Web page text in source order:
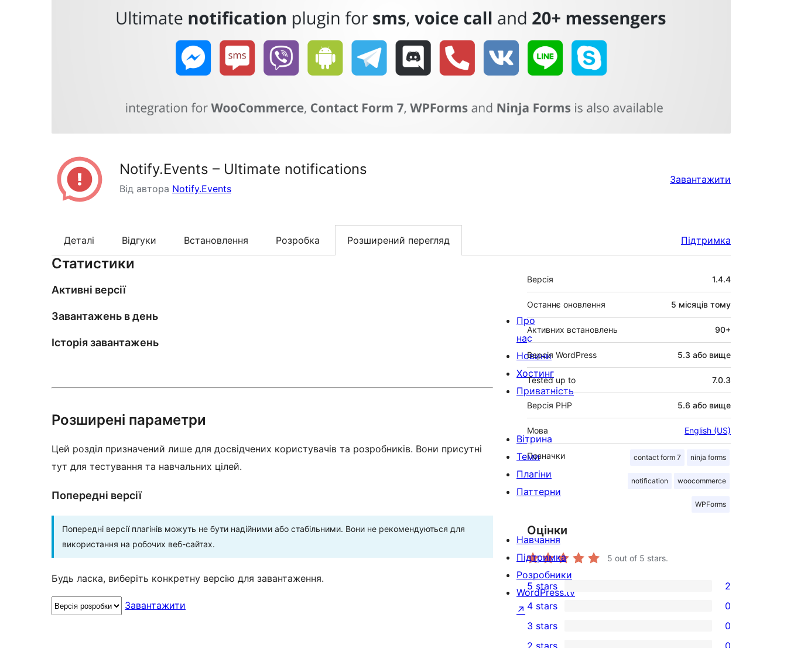
Notify.Events – Ultimate notifications
Від автора Notify.Events
Завантажити
Деталі Відгуки Встановлення Розробка Розширений перегляд Підтримка
Статистики
Активні версії
Завантажень в день
Історія завантажень
Розширені параметри
Цей розділ призначений лише для досвідчених користувачів та розробників. Вони присутні
тут для тестування та навчальних цілей.
Попередні версії
Попередні версії плагінів можуть не бути надійними або стабільними. Вони не рекомендуються для
використання на робочих веб-сайтах.
Будь ласка, виберіть конкретну версію для завантаження.
Завантажити
Мета
Версія 1.4.4
Останнє оновлення 5 місяців тому
Активних встановлень 90+
Версія WordPress 5.3 або вище
Tested up to 7.0.3
Версія PHP 5.6 або вище
Мова English (US)
Позначки contact form 7 ninja forms
notification woocommerce
WPForms
Оцінки
5 out of 5 stars.
2
5-
star
5 stars 2
4-
4 stars 0
0
3 stars 0
Про
нас
Новини
Хостинг
Приватність
Вітрина
Теми
Плагіни
Паттерни
Навчання
Підтримка
Розробники
WordPress.tv
↗